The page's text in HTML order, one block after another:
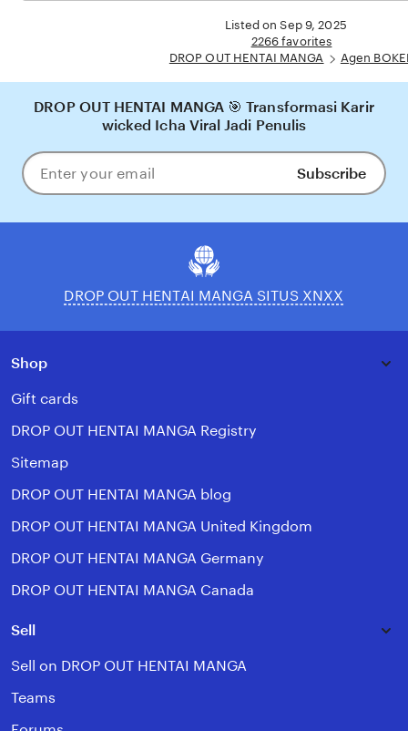
utama bagi pecinta BOKEP online di Indonesia.
Listed on Sep 9, 2025
2266 favorites
DROP OUT HENTAI MANGA
Agen
DROP OUT HENTAI MANGA 🎯 Transformasi Karir
wicked Icha Viral Jadi Penulis
Enter
your
Subscribe
DROP OUT HENTAI MANGA SITUS XNXX
Shop
Gift cards
DROP OUT HENTAI MANGA Registry
Sitemap
DROP OUT HENTAI MANGA blog
DROP OUT HENTAI MANGA United Kingdom
DROP OUT HENTAI MANGA Germany
DROP OUT HENTAI MANGA Canada
Sell
Sell on DROP OUT HENTAI MANGA
Teams